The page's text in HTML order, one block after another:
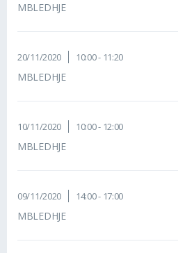
MBLEDHJE
20/11/2020 10:00 - 11:20
MBLEDHJE
10/11/2020 10:00 - 12:00
MBLEDHJE
09/11/2020 14:00 - 17:00
MBLEDHJE